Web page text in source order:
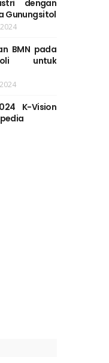
dengan
Gunungsitol
BMN pada
untuk
K-Vision